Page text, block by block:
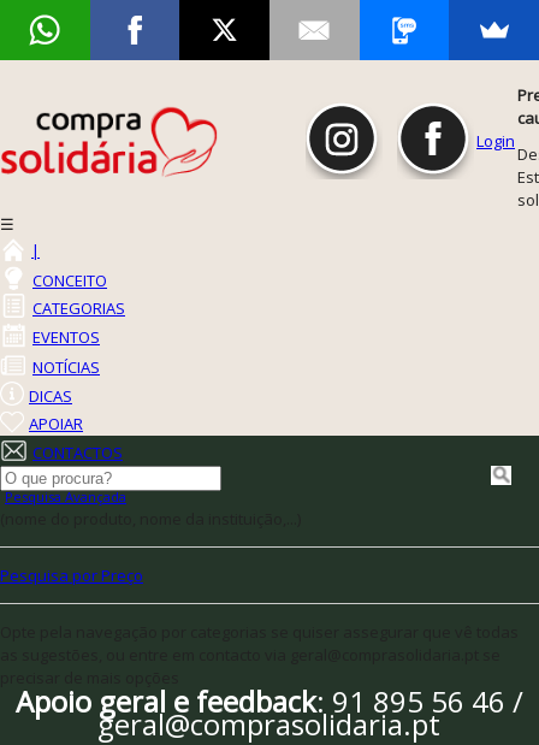
Login
☰
|
CONCEITO
CATEGORIAS
EVENTOS
NOTÍCIAS
DICAS
APOIAR
CONTACTOS
Pesquisa Avançada
Pesquisa por Preço
Apoio geral e feedback: 91 895 56 46 /
geral@comprasolidaria.pt